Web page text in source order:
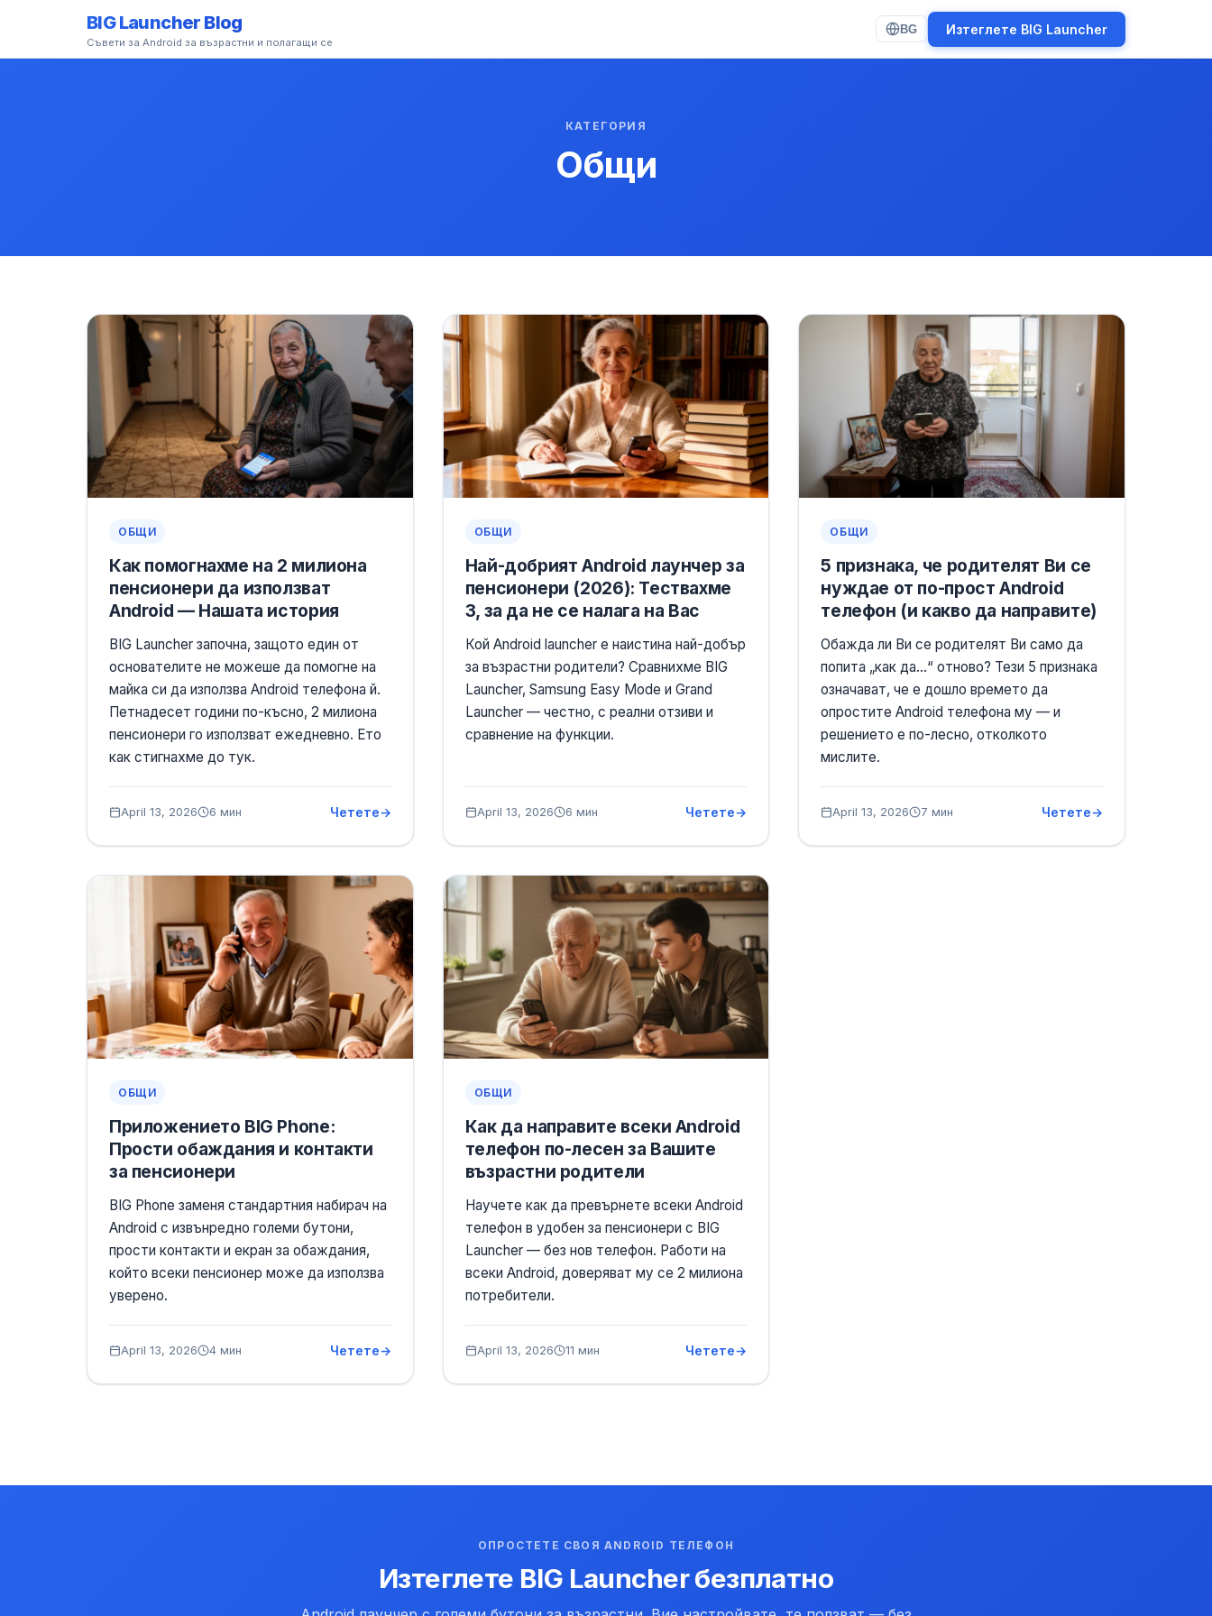
BIG Launcher Blog
Съвети за Android за възрастни и полагащи се
BG Изтеглете BIG Launcher
(opens in new tab)
КАТЕГОРИЯ
Общи
ОБЩИ
Как помогнахме на 2 милиона
пенсионери да използват
Android — Нашата история
BIG Launcher започна, защото един от
основателите не можеше да помогне на
майка си да използва Android телефона й.
Петнадесет години по-късно, 2 милиона
пенсионери го използват ежедневно. Ето
как стигнахме до тук.
April 13, 2026 6 мин Четете
ОБЩИ
Най-добрият Android лаунчер за
пенсионери (2026): Тествахме
3, за да не се налага на Вас
Кой Android launcher е наистина най-добър
за възрастни родители? Сравнихме BIG
Launcher, Samsung Easy Mode и Grand
Launcher — честно, с реални отзиви и
сравнение на функции.
April 13, 2026 6 мин Четете
ОБЩИ
5 признака, че родителят Ви се
нуждае от по-прост Android
телефон (и какво да направите)
Обажда ли Ви се родителят Ви само да
попита „как да…“ отново? Тези 5 признака
означават, че е дошло времето да
опростите Android телефона му — и
решението е по-лесно, отколкото
мислите.
April 13, 2026 7 мин Четете
ОБЩИ
Приложението BIG Phone:
Прости обаждания и контакти
за пенсионери
BIG Phone заменя стандартния набирач на
Android с извънредно големи бутони,
прости контакти и екран за обаждания,
който всеки пенсионер може да използва
уверено.
April 13, 2026 4 мин Четете
ОБЩИ
Как да направите всеки Android
телефон по-лесен за Вашите
възрастни родители
Научете как да превърнете всеки Android
телефон в удобен за пенсионери с BIG
Launcher — без нов телефон. Работи на
всеки Android, доверяват му се 2 милиона
потребители.
April 13, 2026 11 мин Четете
ОПРОСТЕТЕ СВОЯ ANDROID ТЕЛЕФОН
Изтеглете BIG Launcher безплатно